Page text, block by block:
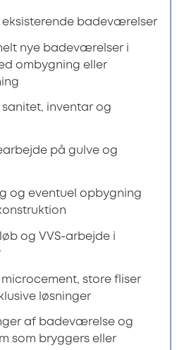
eksisterende badeværelser
nye badeværelser i
ombygning eller
inventar og
på gulve og
og eventuel opbygning
og VVS-arbejde i
store fliser
løsninger
af badeværelse og
som bryggers eller